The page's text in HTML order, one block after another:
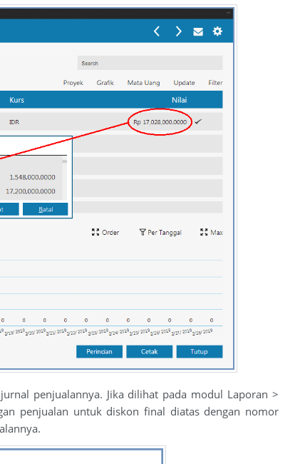
penjualannya. Jika dilihat pada modul Laporan >
penjualan untuk diskon final diatas dengan nomor